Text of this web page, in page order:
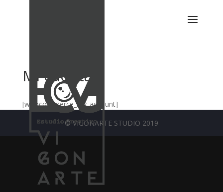
Mi cuenta
[woocommerce_my_account]
© VIGONARTE STUDIO 2019